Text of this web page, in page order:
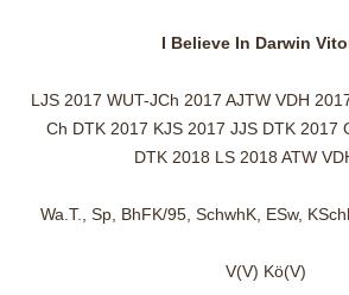
I Believe In Darwin
LJS 2017 WUT-JCh 2017 AJTW VDH
Ch DTK 2017 KJS 2017 JJS DTK 2017
DTK 2018 LS 2018 ATW
Wa.T., Sp, BhFK/95, SchwhK, ESw,
V(V) Kö(V)